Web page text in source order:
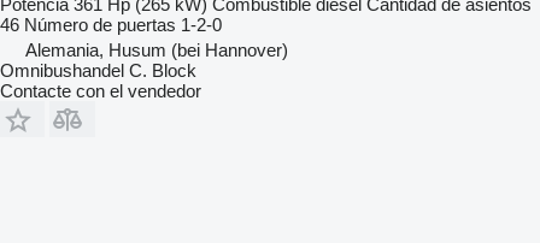
Potencia 361 Hp (265 kW) Combustible diésel Cantidad de asientos
46 Número de puertas 1-2-0
Alemania, Husum (bei Hannover)
Omnibushandel C. Block
Contacte con el vendedor